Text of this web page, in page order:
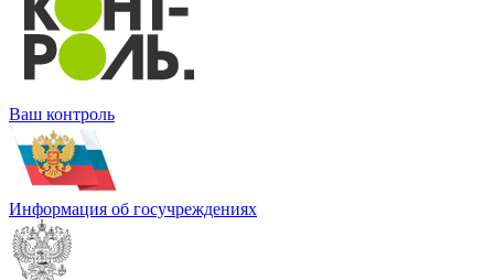
Ваш контроль
Информация об госучреждениях